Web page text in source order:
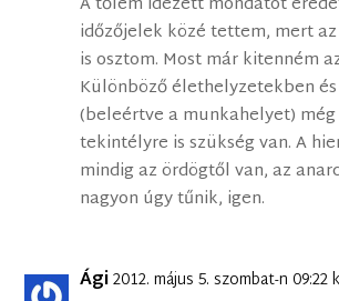
időzőjelek közé tettem, mert
is osztom. Most már kitenném
Különböző élethelyzetekben
(beleértve a munkahelyet)
tekintélyre is szükség van. A
mindig az ördögtől van, az
nagyon úgy tűnik, igen.
Ági2012. május 5. szombat-n 09:22